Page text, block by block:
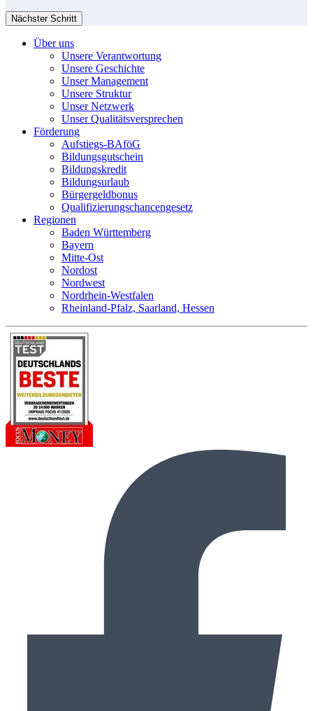
Nächster Schritt
Über uns
Unsere Verantwortung
Unsere Geschichte
Unser Management
Unsere Struktur
Unser Netzwerk
Unser Qualitätsversprechen
Förderung
Aufstiegs-BAföG
Bildungsgutschein
Bildungskredit
Bildungsurlaub
Bürgergeldbonus
Qualifizierungschancengesetz
Regionen
Baden Württemberg
Bayern
Mitte-Ost
Nordost
Nordwest
Nordrhein-Westfalen
Rheinland-Pfalz, Saarland, Hessen